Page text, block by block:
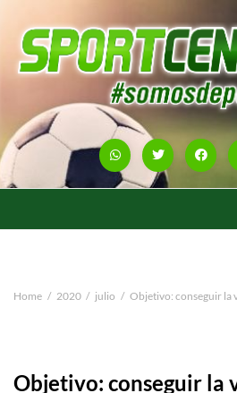
Home 2020 julio Objetivo: conseguir la
Objetivo: conseguir la